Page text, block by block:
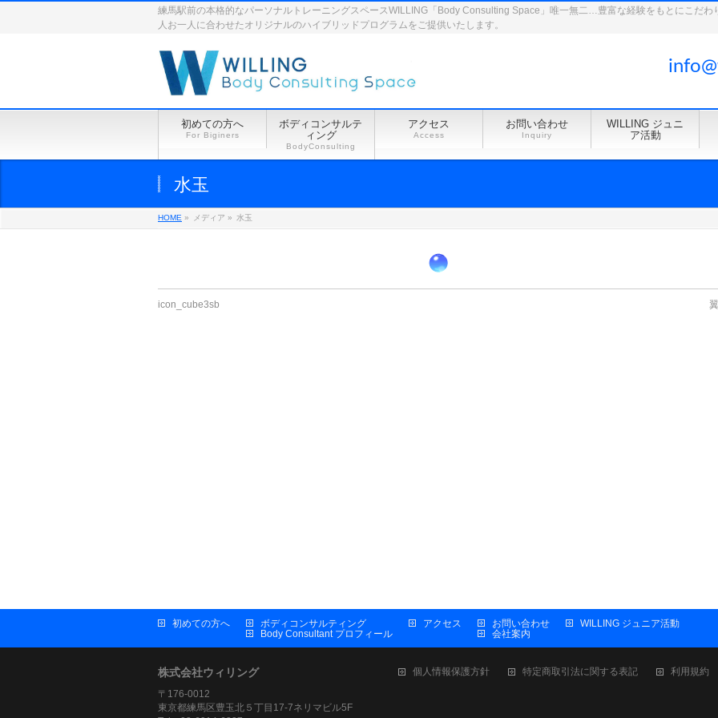
練馬駅前の本格的なパーソナルトレーニングスペースWILLING「Body Consulting Space」唯一無二…豊富な経験をもとにこだわ
人お一人に合わせたオリジナルのハイブリッドプログラムをご提供いたします。
初めての方へ
For Biginers
ボディコンサルテ
ィング
BodyConsulting
アクセス
Access
お問い合わせ
Inquiry
WILLING ジュニ
ア活動
水玉
HOME » メディア » 水玉
icon_cube3sb 翼
初めての方へ
ボディコンサルティング
Body Consultant プロフィール
アクセス
お問い合わせ
会社案内
WILLING ジュニア活動
株式会社ウィリング
〒176-0012
東京都練馬区豊玉北５丁目17-7ネリマビル5F
個人情報保護方針 特定商取引法に関する表記 利用規約